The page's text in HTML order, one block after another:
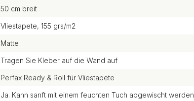
50 cm breit
Vliestapete, 155 grs/m2
Matte
Tragen Sie Kleber auf die Wand auf
Perfax Ready & Roll für Vliestapete
Ja. Kann sanft mit einem feuchten Tuch abgewischt werden